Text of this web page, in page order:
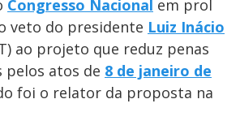
Congresso Nacional em prol
veto do presidente Luiz Inácio
ao projeto que reduz penas
pelos atos de 8 de janeiro de
foi o relator da proposta na